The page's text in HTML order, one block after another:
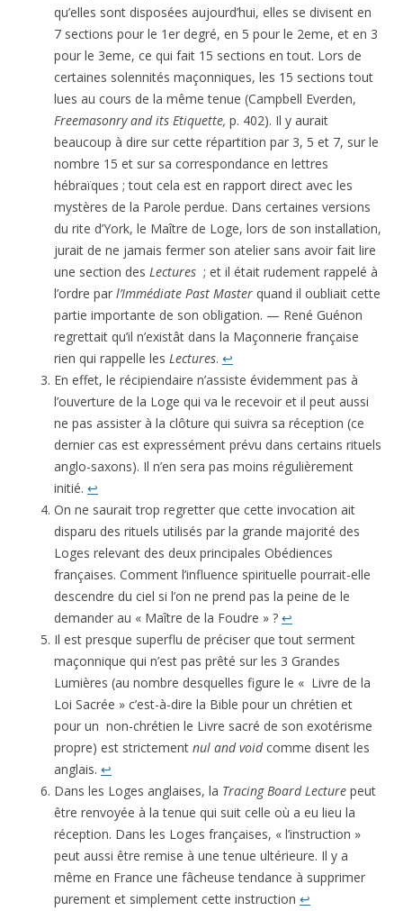
qu’elles sont disposées aujourd’hui, elles se divisent en
7 sections pour le 1er degré, en 5 pour le 2eme, et en 3
pour le 3eme, ce qui fait 15 sections en tout. Lors de
cer­taines solennités maçonniques, les 15 sections tout
lues au cours de la même tenue (Campbell Everden,
Freemasonry and its Etiquette, p. 402). Il y aurait
beaucoup à dire sur cette répartition par 3, 5 et 7, sur le
nombre 15 et sur sa correspondance en lettres
hébraïques ; tout cela est en rapport direct avec les
mystères de la Parole perdue. Dans certaines versions
du rite d’York, le Maître de Loge, lors de son installation,
jurait de ne jamais fermer son atelier sans avoir fait lire
une section des Lectures ; et il était rudement rappelé à
l’ordre par l’Immédiate Past Master quand il oubliait cette
partie importante de son obligation. — René Guénon
regrettait qu’il n’existât dans la Maçonnerie française
rien qui rappelle les Lectures. ↩
En effet, le récipiendaire n’assiste évidemment pas à
l’ouverture de la Loge qui va le recevoir et il peut aussi
ne pas assister à la clôture qui suivra sa réception (ce
dernier cas est expressément prévu dans certains rituels
anglo-saxons). Il n’en sera pas moins régulièrement
initié. ↩
On ne saurait trop regretter que cette invocation ait
disparu des rituels utilisés par la grande majorité des
Loges relevant des deux princi­pales Obédiences
françaises. Comment l’influence spirituelle pourrait-elle
descendre du ciel si l’on ne prend pas la peine de le
demander au « Maître de la Foudre » ? ↩
Il est presque superflu de préciser que tout serment
maçonnique qui n’est pas prêté sur les 3 Grandes
Lumières (au nombre desquelles figure le « Livre de la
Loi Sacrée » c’est-à-dire la Bible pour un chrétien et
pour un non-chrétien le Livre sacré de son exotérisme
propre) est strictement nul and voidcomme disent les
anglais. ↩
Dans les Loges anglaises, la Tracing Board Lecture peut
être renvoyée à la tenue qui suit celle où a eu lieu la
réception. Dans les Loges françaises, « l’instruction »
peut aussi être remise à une tenue ultérieure. Il y a
même en France une fâcheuse tendance à supprimer
purement et simplement cette instruction ↩